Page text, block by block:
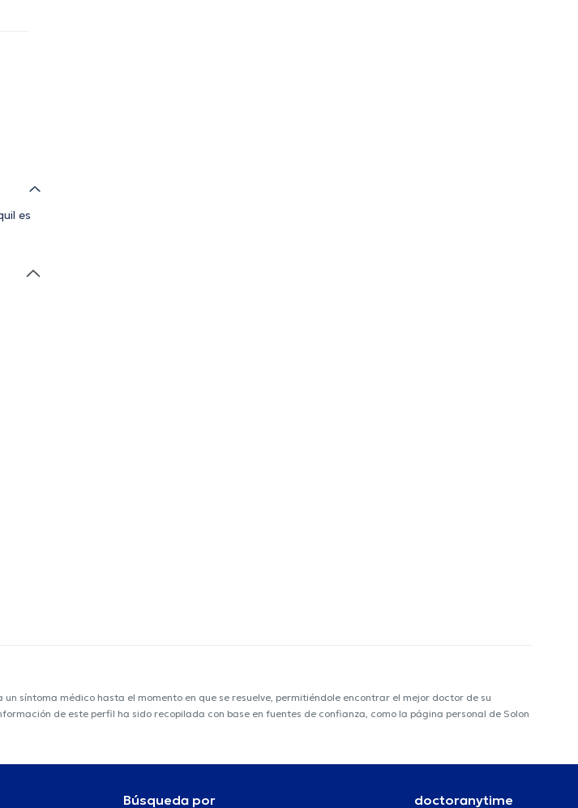
es
síntoma médico hasta el momento en que se resuelve, permitiéndole encontrar el mejor doctor de su
de este perfil ha sido recopilada con base en fuentes de confianza, como la página personal de Solon
Búsqueda por doctoranytime